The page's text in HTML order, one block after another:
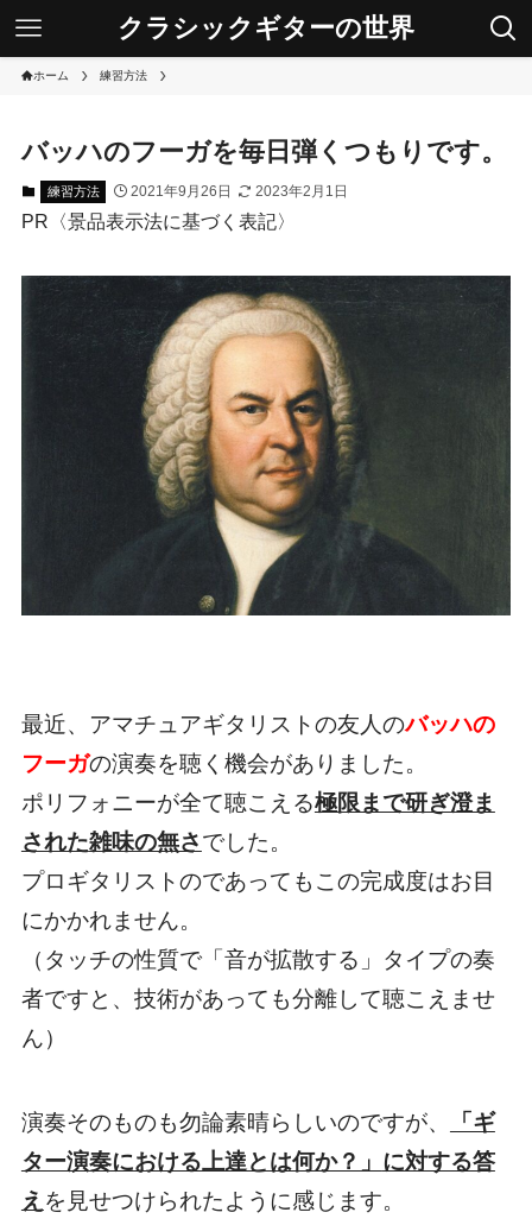
クラシックギターの世界
ホーム 練習方法
バッハのフーガを毎日弾くつもりです。
練習方法 2021年9月26日 2023年2月1日
PR〈景品表示法に基づく表記〉
最近、アマチュアギタリストの友人のバッハの
フーガの演奏を聴く機会がありました。
ポリフォニーが全て聴こえる極限まで研ぎ澄ま
された雑味の無さでした。
プロギタリストのであってもこの完成度はお目
にかかれません。
（タッチの性質で「音が拡散する」タイプの奏
者ですと、技術があっても分離して聴こえませ
ん）
演奏そのものも勿論素晴らしいのですが、
「ギ
ター演奏における上達とは何か？」 に対する答
え を見せつけられたように感じます。